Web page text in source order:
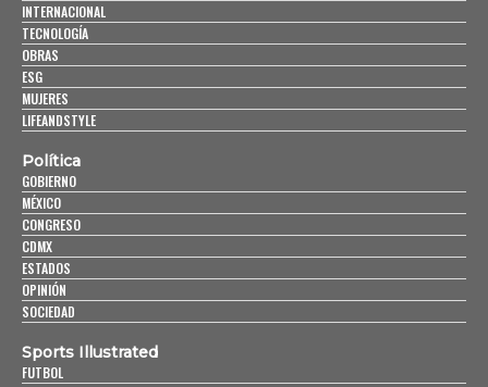
INTERNACIONAL
TECNOLOGÍA
OBRAS
ESG
MUJERES
LIFEANDSTYLE
Política
GOBIERNO
MÉXICO
CONGRESO
CDMX
ESTADOS
OPINIÓN
SOCIEDAD
Sports Illustrated
FUTBOL